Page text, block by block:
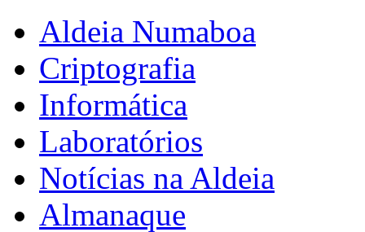
Aldeia Numaboa
Criptografia
Informática
Laboratórios
Notícias na Aldeia
Almanaque